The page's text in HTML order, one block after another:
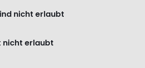
nicht erlaubt
nicht erlaubt